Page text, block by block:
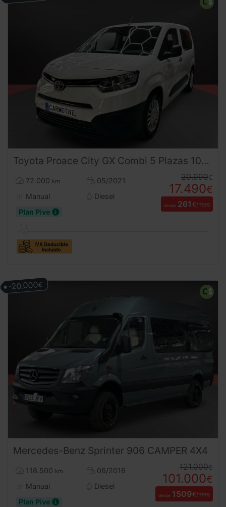
Toyota Proace City GX Combi 5 Plazas 102CV | Desde 260€/mes
72.000 km
05/2021
Manual
Diesel
Plan Pive
20.990€
17.490€
desde 261 €/mes
Mercedes-Benz Sprinter 906 CAMPER 4X4
118.500 km
06/2016
Manual
Diesel
Plan Pive
121.000€
101.000€
desde 1509€/mes
-20.000€